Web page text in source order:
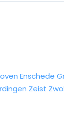
Enschede
Zeist